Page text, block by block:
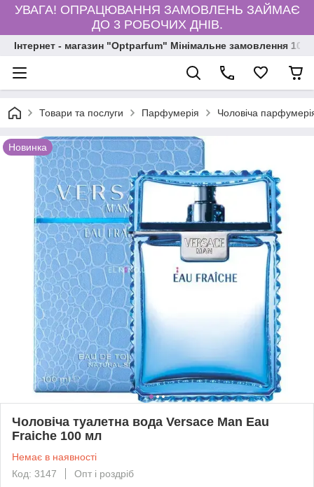
УВАГА! ОПРАЦЮВАННЯ ЗАМОВЛЕНЬ ЗАЙМАЄ
ДО 3 РОБОЧИХ ДНІВ.
Інтернет - магазин "Optparfum" Мінімальне замовлення
Товари та послуги Парфумерія Чоловіча
Новинка
Чоловіча туалетна вода Versace Man Eau
Fraiche 100 мл
Немає в наявності
Код: 3147
Опт і роздріб